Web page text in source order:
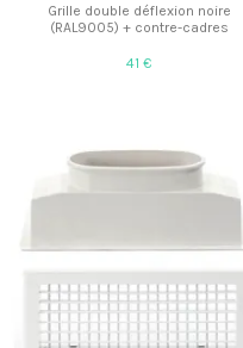
Grille double déflexion noire
(RAL9005) + contre-cadres
41 €